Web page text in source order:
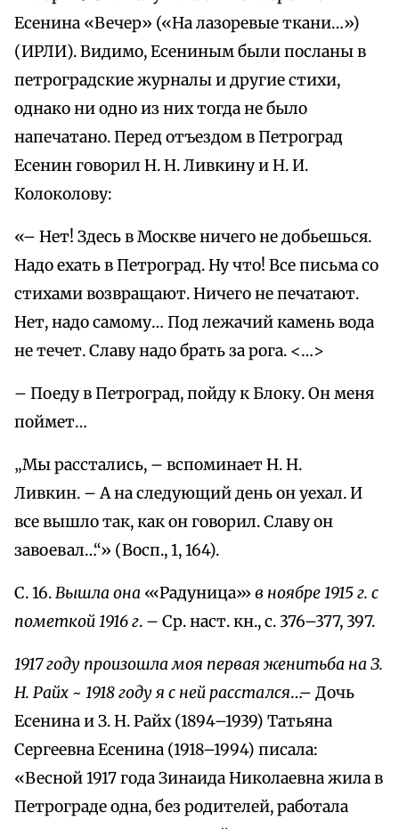
Есенина «Вечер» («На лазоревые ткани…»)
(ИРЛИ). Видимо, Есениным были посланы в
петроградские журналы и другие стихи,
однако ни одно из них тогда не было
напечатано. Перед отъездом в Петроград
Есенин говорил Н. Н. Ливкину и Н. И.
Колоколову:
«– Нет! Здесь в Москве ничего не добьешься.
Надо ехать в Петроград. Ну что! Все письма со
стихами возвращают. Ничего не печатают.
Нет, надо самому… Под лежачий камень вода
не течет. Славу надо брать за рога. <…>
– Поеду в Петроград, пойду к Блоку. Он меня
поймет…
„Мы расстались, – вспоминает Н. Н.
Ливкин. – А на следующий день он уехал. И
все вышло так, как он говорил. Славу он
завоевал…“» (Восп., 1, 164).
С. 16.Вышла она ‹«Радуница»›в ноябре 1915 г. с
пометкой 1916 г. – Ср. наст. кн., с. 376–377, 397.
1917 году произошла моя первая женитьба на З.
Н. Райх ~ 1918 году я с ней расстался…– Дочь
Есенина и З. Н. Райх (1894–1939) Татьяна
Сергеевна Есенина (1918–1994) писала:
«Весной 1917 года Зинаида Николаевна жила в
Петрограде одна, без родителей, работала